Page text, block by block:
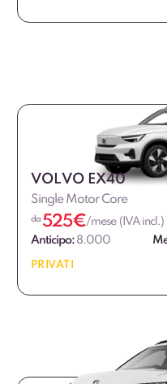
VOLVO EX40
Single Motor Core
da 525€/mese (IVA incl.)
Anticipo: 8.000
PRIVATI